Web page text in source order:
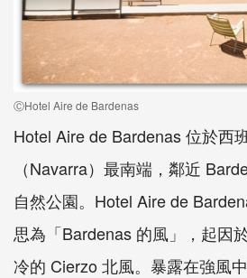
ⒸHotel Aire de Bardenas
Hotel Aire de Bardenas 位於西
（Navarra）最南端，鄰近
自然公園。Hotel Aire de
思為「Bardenas 的風」，起因
冷的 Cierzo 北風。暴露在強風